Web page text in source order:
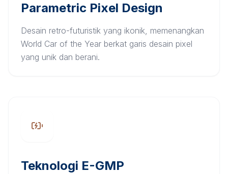
Parametric Pixel Design
Desain retro-futuristik yang ikonik, memenangkan
World Car of the Year berkat garis desain pixel
yang unik dan berani.
Teknologi E-GMP